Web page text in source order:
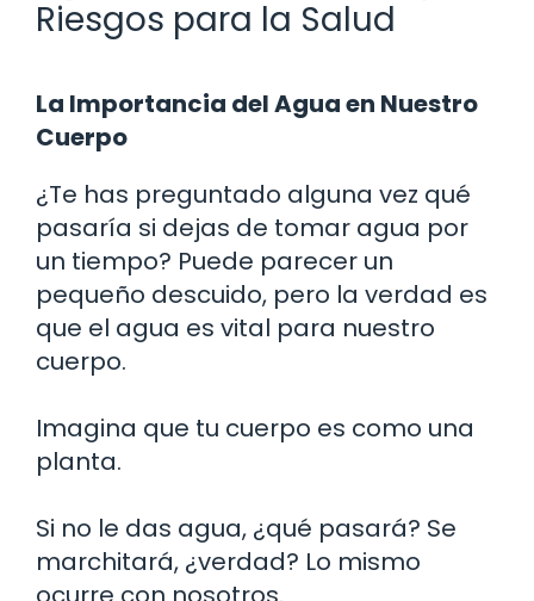
Riesgos para la Salud
La Importancia del Agua en Nuestro
Cuerpo
¿Te has preguntado alguna vez qué
pasaría si dejas de tomar agua por
un tiempo? Puede parecer un
pequeño descuido, pero la verdad es
que el agua es vital para nuestro
cuerpo.
Imagina que tu cuerpo es como una
planta.
Si no le das agua, ¿qué pasará? Se
marchitará, ¿verdad? Lo mismo